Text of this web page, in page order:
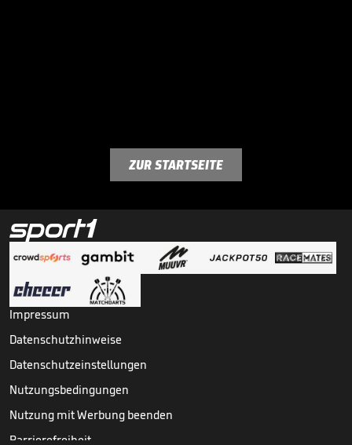
ZUR STARTSEITE
Impressum
Datenschutzhinweise
Datenschutzeinstellungen
Nutzungsbedingungen
Nutzung mit Werbung beenden
Barrierefreiheit